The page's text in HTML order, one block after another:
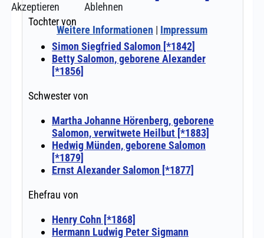
Akzeptieren
Ablehnen
Weitere Informationen | Impressum